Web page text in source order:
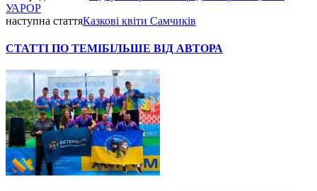
УАРОР
наступна статтяКазкові квіти Самчиків
СТАТТІ ПО ТЕМІБІЛЬШЕ ВІД АВТОРА